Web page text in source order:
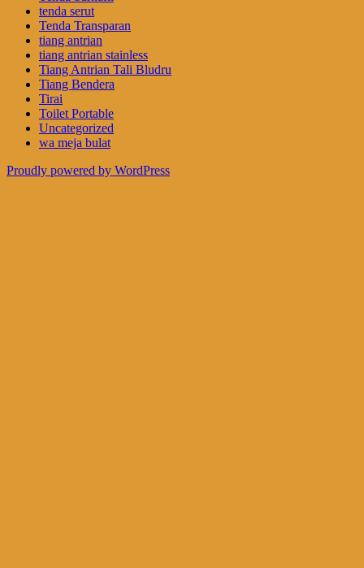
tenda serut
Tenda Transparan
tiang antrian
tiang antrian stainless
Tiang Antrian Tali Bludru
Tiang Bendera
Tirai
Toilet Portable
Uncategorized
wa meja bulat
Proudly powered by WordPress